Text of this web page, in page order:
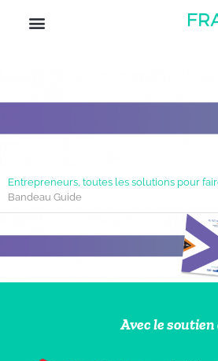
Entrepreneurs, toutes les solutions pour
Bandeau Guide
Avec le soutien